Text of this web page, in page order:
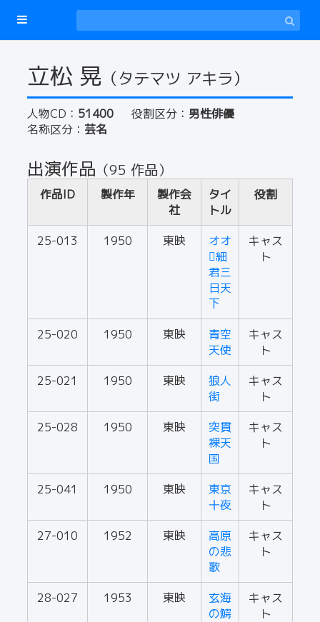
立松 晃 （タテマツ アキラ）
人物CD： 51400 役割区分： 男性俳優
名称区分： 芸名
出演作品 （95 作品）
作品ID 製作年
製作会
社
タイ
トル
役割
25-013 1950 東映
オオ
細
君三
日天
下
キャス
ト
25-020 1950 東映
青空
天使
キャス
ト
25-021
1950 東映
狼人
街
キャス
ト
25-028
1950 東映
突貫
裸天
国
キャス
ト
25-041 1950 東映
東京
十夜
キャス
ト
27-010
1952 東映
高原
の悲
歌
キャス
ト
28-027 1953 東映
玄海
の鰐
キャス
ト